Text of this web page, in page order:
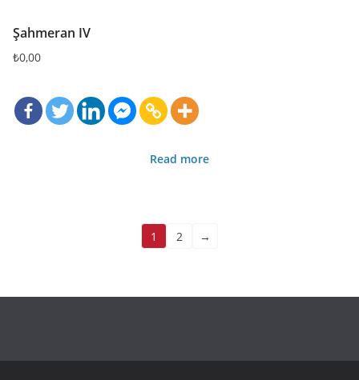
Şahmeran IV
₺0,00
Read more
1 2 →